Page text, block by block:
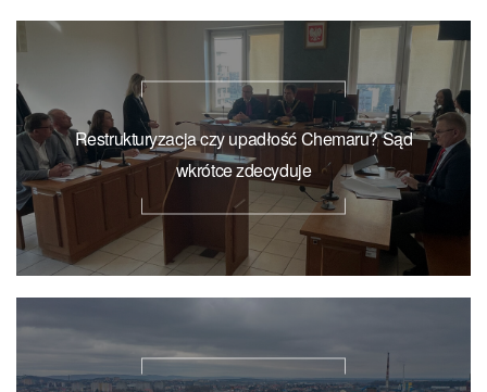
Restrukturyzacja czy upadłość Chemaru? Sąd
wkrótce zdecyduje